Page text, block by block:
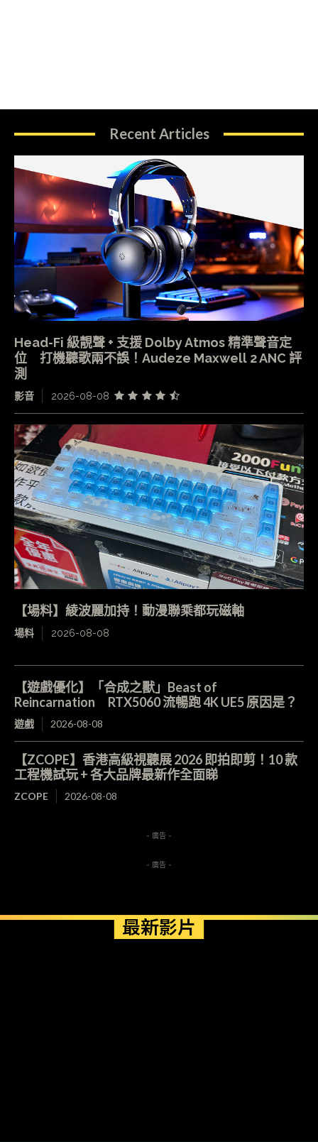
Recent Articles
Head-Fi 級靚聲 + 支援 Dolby Atmos 精準聲音定
位 打機聽歌兩不誤！Audeze Maxwell 2 ANC 評
測
影音 2026-08-08
【場料】綾波麗加持！動漫聯乘都玩磁軸
場料 2026-08-08
【遊戲優化】「合成之獸」Beast of
Reincarnation RTX5060 流暢跑 4K UE5 原因是？
遊戲 2026-08-08
【ZCOPE】香港高級視聽展 2026 即拍即剪！10 款
工程機試玩 + 各大品牌最新作全面睇
ZCOPE 2026-08-08
- 廣告 -
- 廣告 -
最新影片